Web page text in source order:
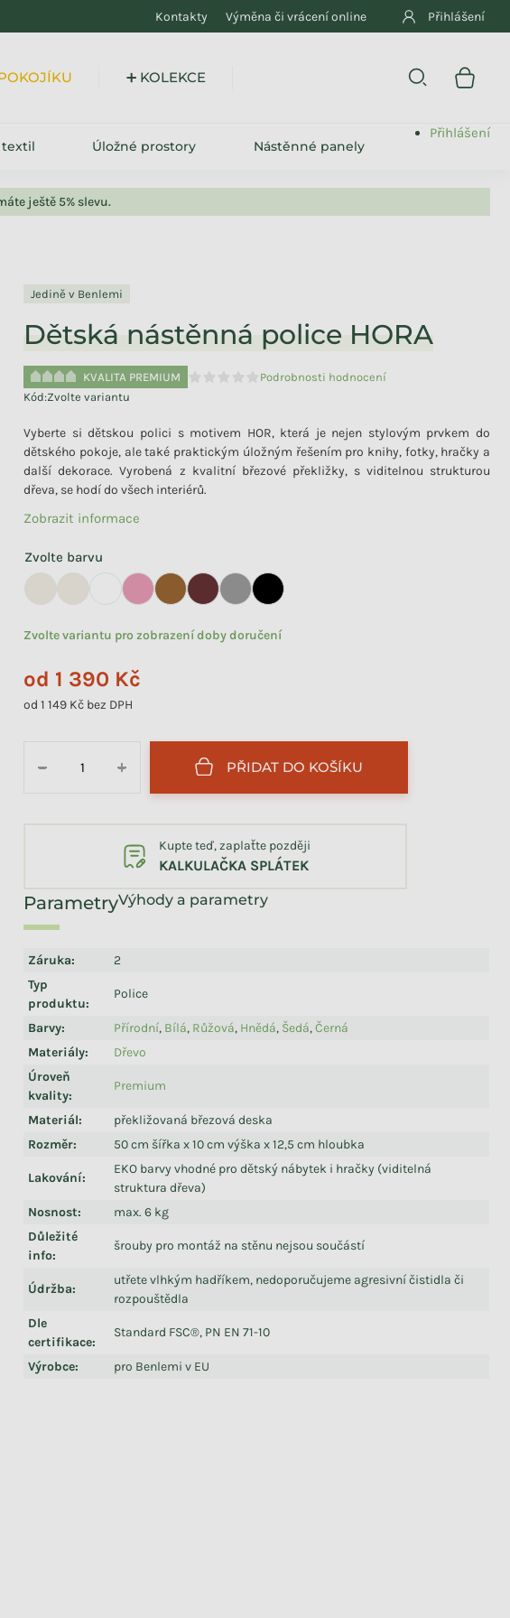
ještě 5% slevu.
Kontakty Výměna či vrácení online Přihlášení
➕ KOLEKCE
textil Úložné prostory Nástěnné panely
Přihlášení
Jedině v Benlemi
Dětská nástěnná police HORA
KVALITA PREMIUM
Průměrné hodnocení produktu je 0,0 z 5 hvězdiček.
Podrobnosti hodnocení
Kód:Zvolte variantu
od 1 390 Kč
od1 149 Kč bez DPH
Zvolte variantu pro zobrazení doby doručení
Zvolte barvu
+
− PŘIDAT DO KOŠÍKU
Výhody a parametry
Záruka:
2
Typ
produktu:
Police
Barvy: Přírodní, Bílá, Růžová, Hnědá, Šedá,Černá
Materiály:
Dřevo
Úroveň
kvality:
Premium
Materiál:
překližovaná březová deska
Rozměr: 50 cm šířka x 10 cm výška x 12,5 cm hloubka
Lakování:
EKO barvy vhodné pro dětský nábytek i hračky (viditelná
struktura dřeva)
Nosnost:
max. 6 kg
Důležité
info:
šrouby pro montáž na stěnu nejsou součástí
Údržba:
utřete vlhkým hadříkem, nedoporučujeme agresivní čistidla či
rozpouštědla
Dle
certifikace:
Standard FSC®, PN EN 71-10
Výrobce: pro Benlemi v EU
Kupte teď, zaplaťte později
KALKULAČKA SPLÁTEK
Vyberte si dětskou polici s motivem HOR, která je nejen stylovým prvkem do
dětského pokoje, ale také praktickým úložným řešením pro knihy, fotky, hračky a
další dekorace. Vyrobená z kvalitní březové překližky, s viditelnou strukturou
dřeva, se hodí do všech interiérů.
Zobrazit informace